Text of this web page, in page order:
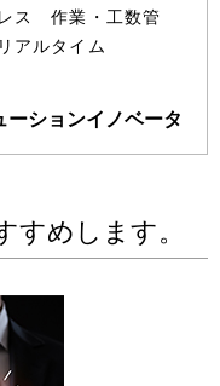
作業・工数管
ルタイム
ーションイノベータ
すめします。